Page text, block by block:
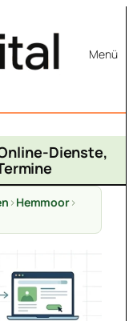
Menü
Dienste,
>Hemmoor>